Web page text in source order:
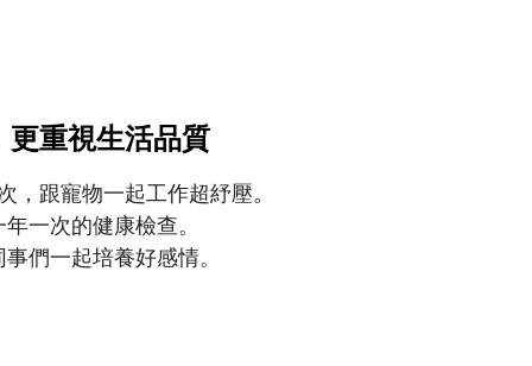
更重視生活品質
，跟寵物一起工作超紓壓。
一次的健康檢查。
們一起培養好感情。